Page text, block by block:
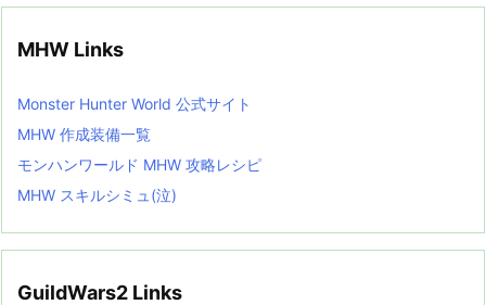
MHW Links
Monster Hunter World 公式サイト
MHW 作成装備一覧
モンハンワールド MHW 攻略レシピ
MHW スキルシミュ(泣)
GuildWars2 Links